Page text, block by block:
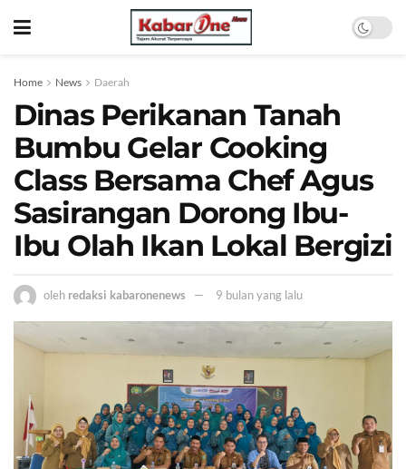
Home News Daerah
Dinas Perikanan Tanah
Bumbu Gelar Cooking
Class Bersama Chef Agus
Sasirangan Dorong Ibu-
Ibu Olah Ikan Lokal Bergizi
oleh redaksi kabaronenews 9 bulan yang lalu